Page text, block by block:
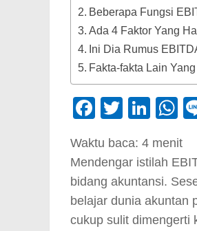
Beberapa Fungsi
Ada 4 Faktor Yang
Ini Dia Rumus
Fakta-fakta Lain
Facebook
Twitter
Waktu baca: 4 menit
Mendengar istilah
bidang akuntansi.
belajar dunia akuntan
cukup sulit dimengerti